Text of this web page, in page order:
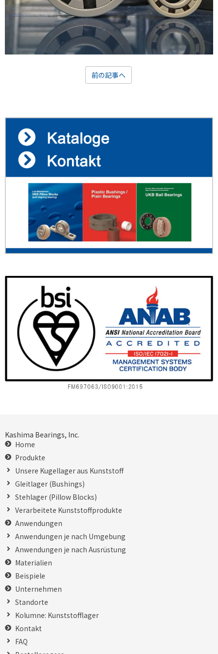
前の記事へ
Kashima Bearings, Inc.
Home
Produkte
Unsere Kugellager aus Kunststoff
Gleitlager (Bushings)
Stehlager (Pillow Blocks)
Verarbeitete Kunststoffprodukte
Anwendungen
Anwendungen je nach Umgebung
Anwendungen je nach Ausrüstung
Materialien
Beispiele
Unternehmen
Standorte
Kolumne: Kunststofflager
Kontakt
FAQ